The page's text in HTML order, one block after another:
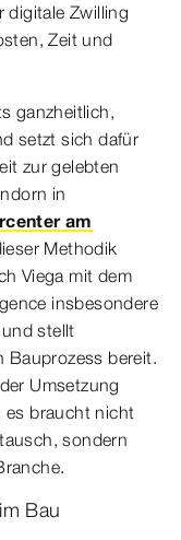
digitale Zwilling
Zeit und
ganzheitlich,
setzt sich dafür
zur gelebten
in
am
Methodik
Viega mit dem
insbesondere
stellt
Bauprozess bereit.
Umsetzung
es braucht nicht
sondern
Bau